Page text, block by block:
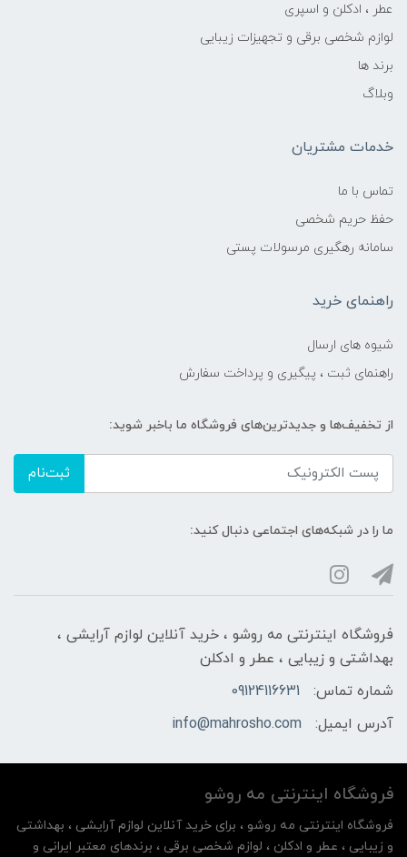
عطر ، ادکلن و اسپری
لوازم شخصی برقی و تجهیزات زیبایی
برند ها
وبلاگ
خدمات مشتریان
تماس با ما
حفظ حریم شخصی
سامانه رهگیری مرسولات پستی
راهنمای خرید
شیوه های ارسال
راهنمای ثبت ، پیگیری و پرداخت سفارش
از تخفیف‌ها و جدیدترین‌های فروشگاه ما باخبر شوید:
ثبت‌نام
ما را در شبکه‌های اجتماعی دنبال کنید:
فروشگاه اینترنتی مه‌ رو‌شو ، خرید آنلاین لوازم آرایشی ،
بهداشتی و زیبایی ، عطر و ادکلن
شماره تماس:
09124116631
آدرس ایمیل:
info@mahrosho.com
فروشگاه اینترنتی مه‌ رو‌شو
فروشگاه اینترنتی مه‌ رو‌شو ، برای خرید آنلاین لوازم آرایشی ، بهداشتی
و زیبایی ، عطر و ادکلن ، لوازم شخصی برقی ، برندهای معتبر ایرانی و